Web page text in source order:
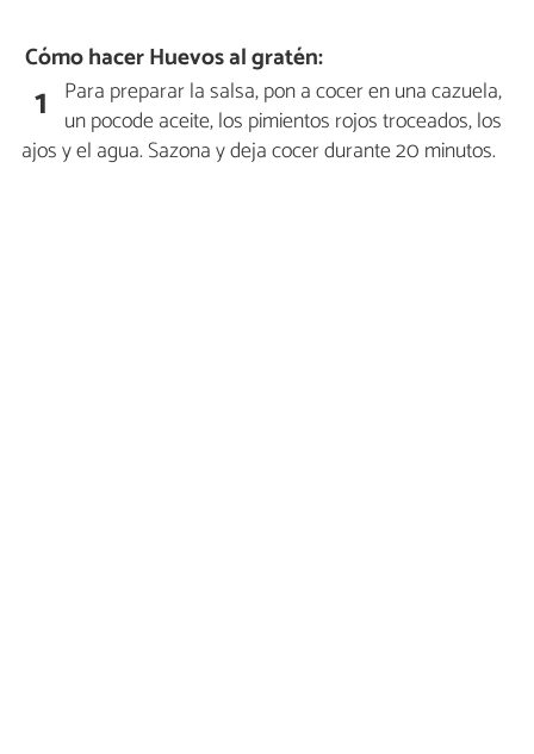
Cómo hacer Huevos al gratén:
1 Para preparar la salsa, pon a cocer en una cazuela,
un pocode aceite, los pimientos rojos troceados, los
ajos y el agua. Sazona y deja cocer durante 20 minutos.